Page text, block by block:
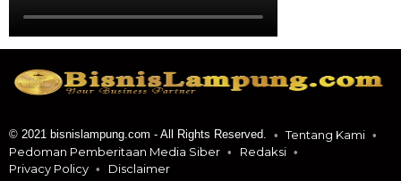
© 2021 bisnislampung.com - All Rights Reserved.
Tentang Kami
Pedoman Pemberitaan Media Siber
Redaksi
Privacy Policy
Disclaimer